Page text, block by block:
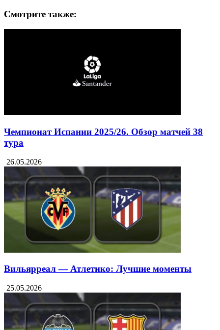
Смотрите также:
Чемпионат Испании 2025/26. Обзор матчей 38
тура
26.05.2026
Вильярреал — Атлетико: Лучшие моменты
25.05.2026